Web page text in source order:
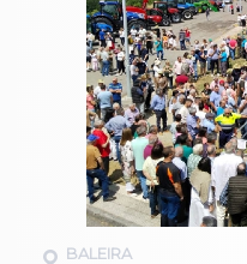
BALEIRA